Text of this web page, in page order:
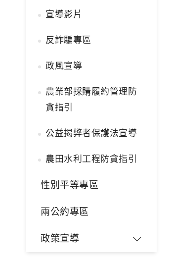
宣導影片
反詐騙專區
政風宣導
農業部採購履約管理防
貪指引
公益揭弊者保護法宣導
農田水利工程防貪指引
性別平等專區
兩公約專區
政策宣導